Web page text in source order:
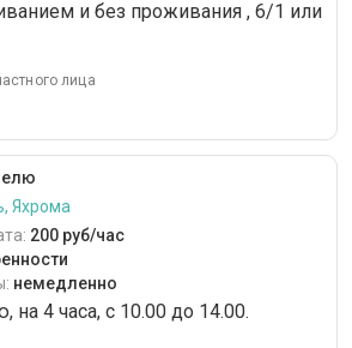
и без проживания , 6/1 или
лица
Яхрома
200 руб/час
немедленно
на 4 часа, с 10.00 до 14.00.